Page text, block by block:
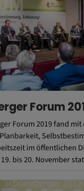
Forum
Forum 2019 fand mit
im öffentlichen
bis 20. November